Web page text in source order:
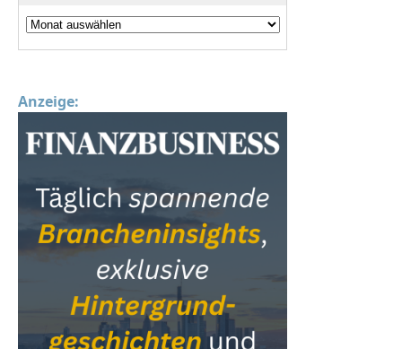
Anzeige: